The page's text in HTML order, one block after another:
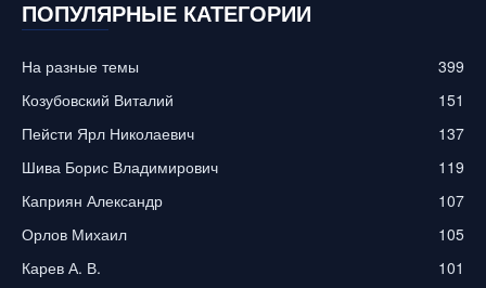
ПОПУЛЯРНЫЕ КАТЕГОРИИ
На разные темы
399
Козубовский Виталий
151
Пейсти Ярл Николаевич
137
Шива Борис Владимирович
119
Каприян Александр
107
Орлов Михаил
105
Карев А. В.
101